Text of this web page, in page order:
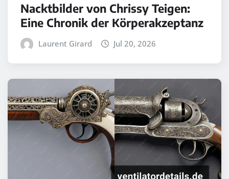
Nacktbilder von Chrissy Teigen:
Eine Chronik der Körperakzeptanz
Laurent Girard Jul 20, 2026